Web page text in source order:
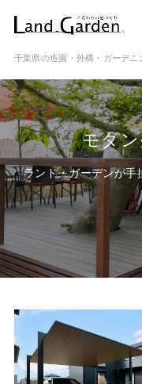
ランド・ガーデンと
モデルガーデン
施工事例
保証と約束・ご理
施工の流れ
よくある質問
会社概要
店舗案内
千葉県の造園・外構・ガーデ
モダ
ランド・ガーデンが手